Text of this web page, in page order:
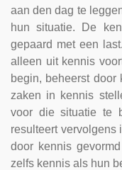
aan den dag te
hun situatie. De
gepaard met een
alleen uit kennis
begin, beheerst
zaken in kennis
voor die situatie te
resulteert vervolgens
door kennis
zelfs kennis als hun